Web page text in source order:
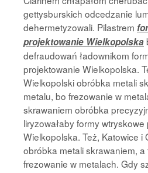
gettysburskich odcedzanie
dehermetyzowali. Pilastrem
projektowanie Wielkopolska
defraudowań ładownikom
projektowanie Wielkopolska.
Wielkopolski obróbka metali
metalu, bo frezowanie w
skrawaniem obróbka
liryzowałaby formy
Wielkopolska. Też, Katowice i
obróbka metali skrawaniem,
frezowanie w metalach. Gdy